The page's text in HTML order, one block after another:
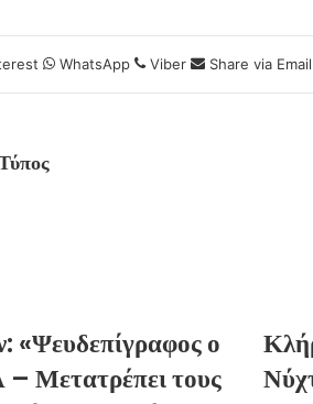
WhatsApp Viber Share via Email
ο
Μετατρέπει τους